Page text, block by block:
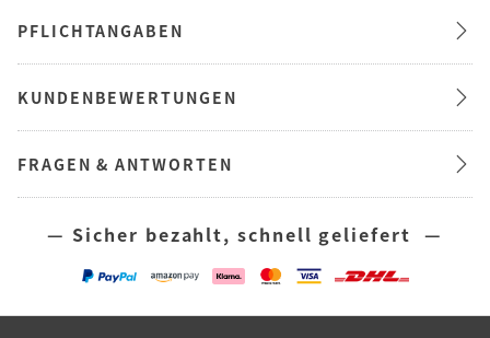
PFLICHTANGABEN
KUNDENBEWERTUNGEN
FRAGEN & ANTWORTEN
— Sicher bezahlt, schnell geliefert —